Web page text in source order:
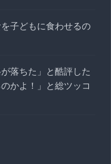
子どもに食わせるの
落ちた」と酷評した
かよ！」と総ツッコ